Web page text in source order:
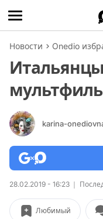
Новости Onedio
karina-
28.02.2019 - 16:23
Любимый